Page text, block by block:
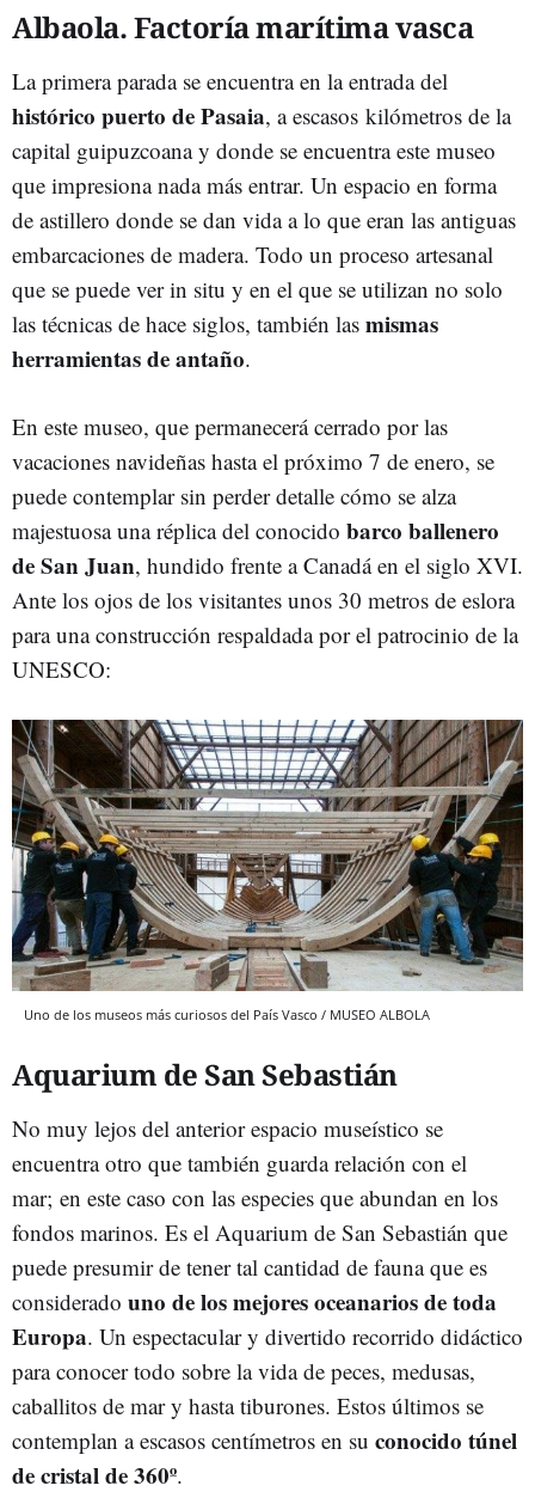
Albaola. Factoría marítima vasca
La primera parada se encuentra en la entrada del
histórico puerto de Pasaia, a escasos kilómetros de la
capital guipuzcoana y donde se encuentra este museo
que impresiona nada más entrar. Un espacio en forma
de astillero donde se dan vida a lo que eran las antiguas
embarcaciones de madera. Todo un proceso artesanal
que se puede ver in situ y en el que se utilizan no solo
las técnicas de hace siglos, también las mismas
herramientas de antaño.
En este museo, que permanecerá cerrado por las
vacaciones navideñas hasta el próximo 7 de enero, se
puede contemplar sin perder detalle cómo se alza
majestuosa una réplica del conocido barco ballenero
de San Juan, hundido frente a Canadá en el siglo XVI.
Ante los ojos de los visitantes unos 30 metros de eslora
para una construcción respaldada por el patrocinio de la
UNESCO:
Uno de los museos más curiosos del País Vasco / MUSEO ALBOLA
Aquarium de San Sebastián
No muy lejos del anterior espacio museístico se
encuentra otro que también guarda relación con el
mar; en este caso con las especies que abundan en los
fondos marinos. Es el Aquarium de San Sebastián que
puede presumir de tener tal cantidad de fauna que es
considerado uno de los mejores oceanarios de toda
Europa. Un espectacular y divertido recorrido didáctico
para conocer todo sobre la vida de peces, medusas,
caballitos de mar y hasta tiburones. Estos últimos se
contemplan a escasos centímetros en su conocido túnel
de cristal de 360º.